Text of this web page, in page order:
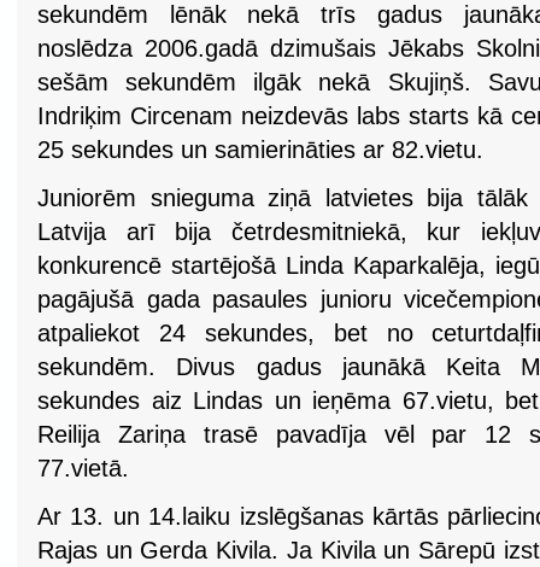
sekundēm lēnāk nekā trīs gadus
noslēdza 2006.gadā dzimušais Jēkabs
sešām sekundēm ilgāk nekā Skujiņš.
Indriķim Circenam neizdevās labs starts kā
25 sekundes un samierināties ar 82.vietu.
Juniorēm snieguma ziņā latvietes bija
Latvija arī bija četrdesmitniekā, kur
konkurencē startējošā Linda Kaparkalēja,
pagājušā gada pasaules junioru
atpaliekot 24 sekundes, bet no
sekundēm. Divus gadus jaunākā Keita
sekundes aiz Lindas un ieņēma 67.vietu,
Reilija Zariņa trasē pavadīja vēl par 12
77.vietā.
Ar 13. un 14.laiku izslēgšanas kārtās
Rajas un Gerda Kivila. Ja Kivila un Sārepū